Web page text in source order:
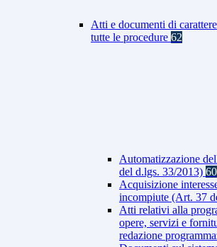
Atti e documenti di
tutte le procedure 62
Automatizzazione
del d.lgs. 33/2013) 60
Acquisizione
incompiute (Art. 37
Atti relativi alla
opere, servizi e
redazione